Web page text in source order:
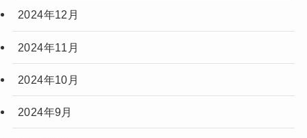
2024年12月
2024年11月
2024年10月
2024年9月